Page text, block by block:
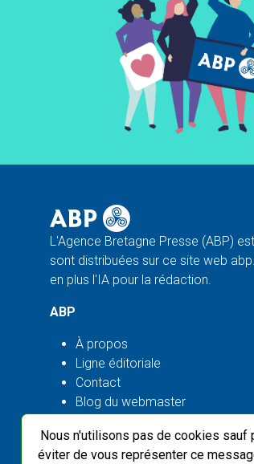
Nous n'utilisons pas de cookies sauf
éviter de vous représenter ce
L'Agence Bretagne Presse (ABP)
sont distribuées sur ce site web
en plus l'IA pour la rédaction.
ABP
À propos
Ligne éditoriale
Contact
Blog du webmaster